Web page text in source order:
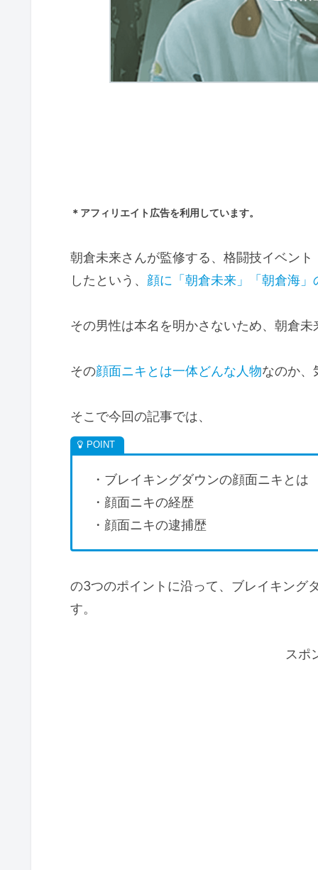
＊アフィリエイト広告を利用しています。
朝倉未来さんが監修する、格闘技イベン
したという、 顔に「朝倉未来」「朝倉海
その男性は本名を明かさないため、朝倉未
その顔面ニキとは一体どんな人物なのか、
そこで今回の記事では、
・ブレイキングダウンの顔面ニキとは
・顔面ニキの経歴
・顔面ニキの逮捕歴
の3つのポイントに沿って、ブレイキング
す。
スポ